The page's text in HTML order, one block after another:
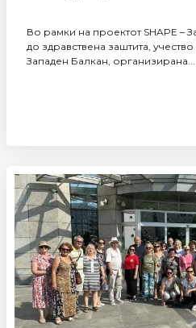
Во рамки на проектот SHAPE –
до здравствена заштита,
Западен Балкан, организирана...